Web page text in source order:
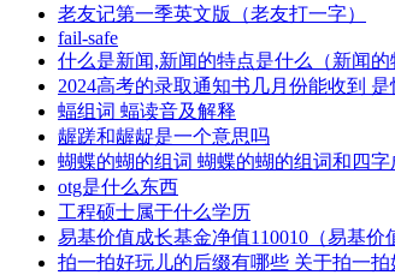
老友记第一季英文版（老友打一字）
fail-safe
什么是新闻,新闻的特点是什么（新闻的
2024高考的录取通知书几月份能收到
蝠组词 蝠读音及解释
龌蹉和龌龊是一个意思吗
蝴蝶的蝴的组词 蝴蝶的蝴的组词和四字
otg是什么东西
工程硕士属于什么学历
易基价值成长基金净值110010（易基价
拍一拍好玩儿的后缀有哪些 关于拍一